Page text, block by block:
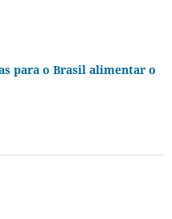
para o Brasil alimentar o